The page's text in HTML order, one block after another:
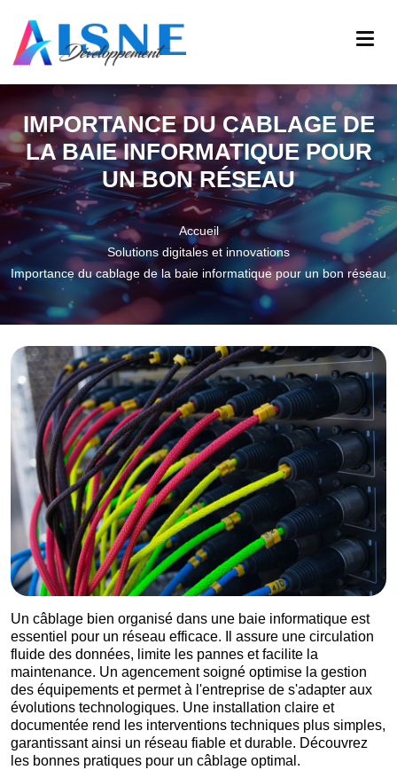
IMPORTANCE DU CABLAGE DE
LA BAIE INFORMATIQUE POUR
UN BON RÉSEAU
Accueil
Solutions digitales et innovations
Importance du cablage de la baie informatique pour un bon réseau
Un câblage bien organisé dans une baie informatique est
essentiel pour un réseau efficace. Il assure une circulation
fluide des données, limite les pannes et facilite la
maintenance. Un agencement soigné optimise la gestion
des équipements et permet à l'entreprise de s'adapter aux
évolutions technologiques. Une installation claire et
documentée rend les interventions techniques plus simples,
garantissant ainsi un réseau fiable et durable. Découvrez
les bonnes pratiques pour un câblage optimal.